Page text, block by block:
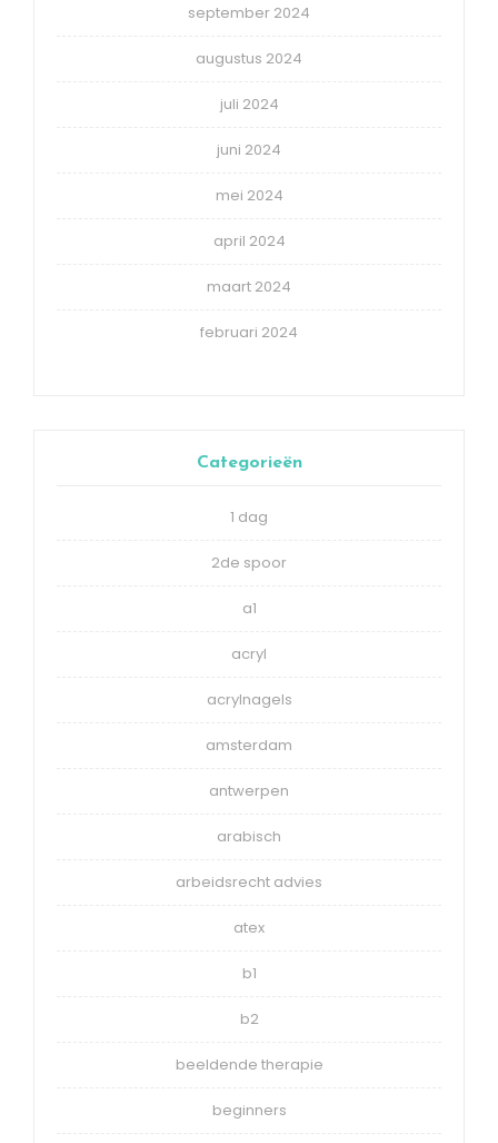
september 2024
augustus 2024
juli 2024
juni 2024
mei 2024
april 2024
maart 2024
februari 2024
Categorieën
1 dag
2de spoor
a1
acryl
acrylnagels
amsterdam
antwerpen
arabisch
arbeidsrecht advies
atex
b1
b2
beeldende therapie
beginners